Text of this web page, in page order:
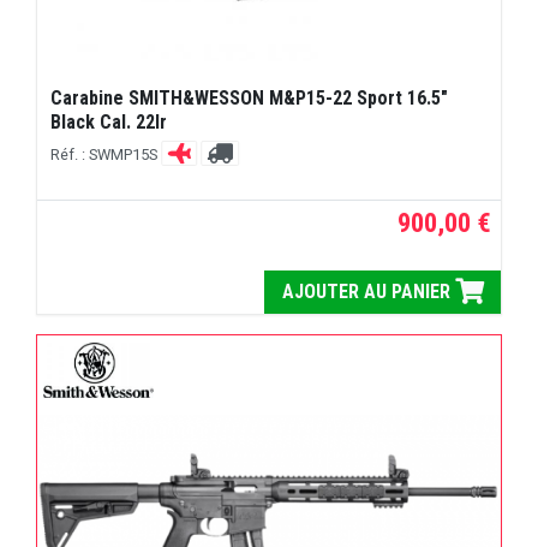
Carabine SMITH&WESSON M&P15-22 Sport 16.5"
Black Cal. 22lr
Réf. : SWMP15S
900,00 €
AJOUTER AU PANIER